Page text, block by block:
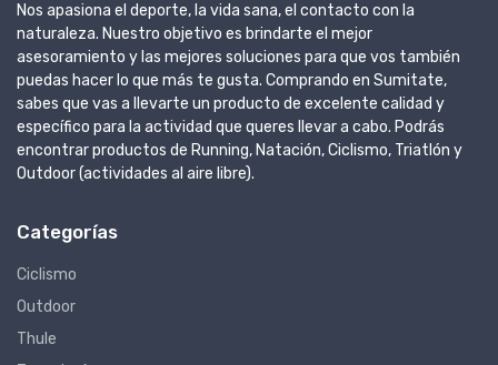
Nos apasiona el deporte, la vida sana, el contacto con la
naturaleza. Nuestro objetivo es brindarte el mejor
asesoramiento y las mejores soluciones para que vos también
puedas hacer lo que más te gusta. Comprando en Sumitate,
sabes que vas a llevarte un producto de excelente calidad y
específico para la actividad que queres llevar a cabo. Podrás
encontrar productos de Running, Natación, Ciclismo, Triatlón y
Outdoor (actividades al aire libre).
Categorías
Ciclismo
Outdoor
Thule